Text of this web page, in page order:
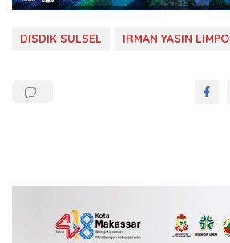
DISDIK SULSEL IRMAN YASIN LIMPO